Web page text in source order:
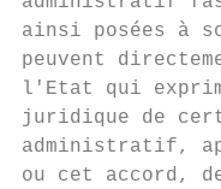
ainsi posées à
peuvent
l'Etat qui
juridique de
administratif,
ou cet accord,